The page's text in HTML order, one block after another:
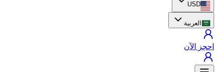
USD
العربية
احجز الآن